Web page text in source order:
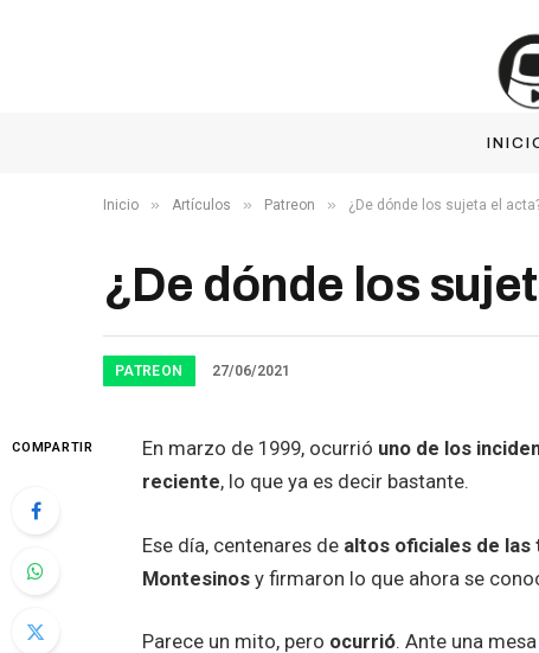
Inicio » Artículos » Patreon » ¿De dónde los sujeta el
¿De dónde los
PATREON 27/06/2021
COMPARTIR En marzo de 1999, ocurrió uno de los
reciente, lo que ya es decir bastante.
Ese día, centenares de altos oficiales de las
Montesinosy firmaron lo que ahora se
Parece un mito, pero ocurrió. Ante una